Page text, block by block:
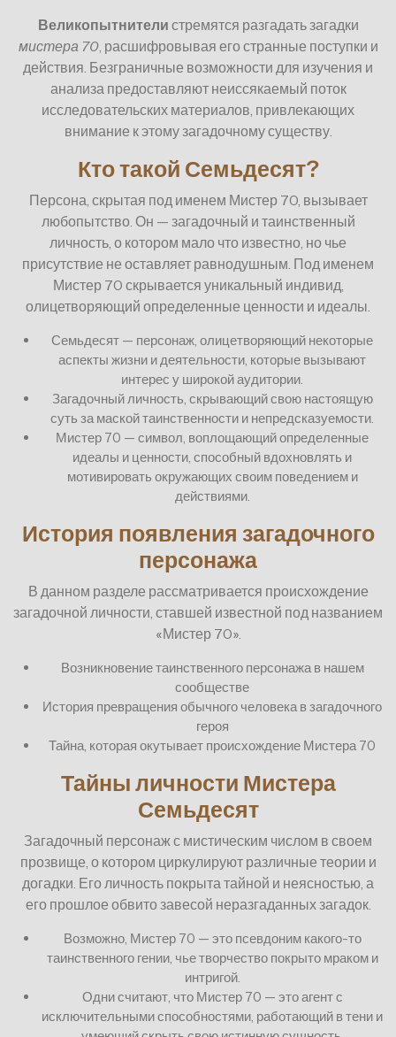
Великопытнители стремятся разгадать загадки
мистера 70, расшифровывая его странные поступки и
действия. Безграничные возможности для изучения и
анализа предоставляют неиссякаемый поток
исследовательских материалов, привлекающих
внимание к этому загадочному существу.
Кто такой Семьдесят?
Персона, скрытая под именем Мистер 70, вызывает
любопытство. Он — загадочный и таинственный
личность, о котором мало что известно, но чье
присутствие не оставляет равнодушным. Под именем
Мистер 70 скрывается уникальный индивид,
олицетворяющий определенные ценности и идеалы.
Семьдесят — персонаж, олицетворяющий некоторые
аспекты жизни и деятельности, которые вызывают
интерес у широкой аудитории.
Загадочный личность, скрывающий свою настоящую
суть за маской таинственности и непредсказуемости.
Мистер 70 — символ, воплощающий определенные
идеалы и ценности, способный вдохновлять и
мотивировать окружающих своим поведением и
действиями.
История появления загадочного
персонажа
В данном разделе рассматривается происхождение
загадочной личности, ставшей известной под названием
«Мистер 70».
Возникновение таинственного персонажа в нашем
сообществе
История превращения обычного человека в загадочного
героя
Тайна, которая окутывает происхождение Мистера 70
Тайны личности Мистера
Семьдесят
Загадочный персонаж с мистическим числом в своем
прозвище, о котором циркулируют различные теории и
догадки. Его личность покрыта тайной и неясностью, а
его прошлое обвито завесой неразгаданных загадок.
Возможно, Мистер 70 — это псевдоним какого-то
таинственного гении, чье творчество покрыто мраком и
интригой.
Одни считают, что Мистер 70 — это агент с
исключительными способностями, работающий в тени и